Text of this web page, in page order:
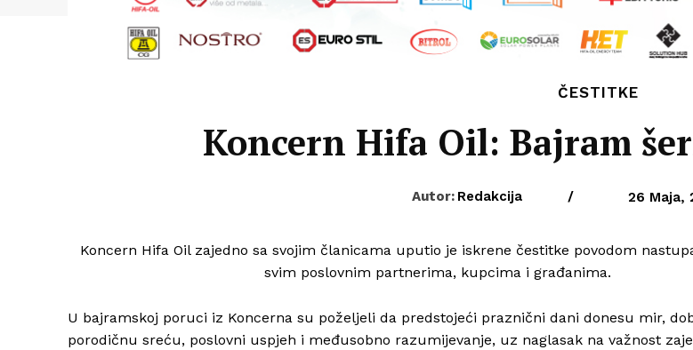
ČESTITKE
Koncern Hifa Oil: Bajram
Autor: Redakcija / 26 Maja,
Koncern Hifa Oil zajedno sa svojim članicama uputio je iskrene čestitke povodom
svim poslovnim partnerima, kupcima i građanima.
U bajramskoj poruci iz Koncerna su poželjeli da predstojeći praznični dani donesu mir,
porodičnu sreću, poslovni uspjeh i međusobno razumijevanje, uz naglasak na važnost